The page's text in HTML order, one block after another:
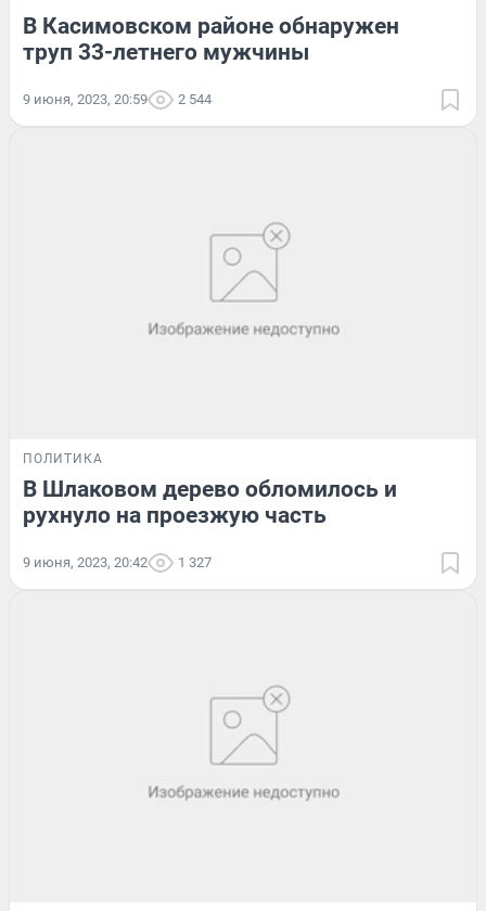
В Касимовском районе обнаружен
труп 33-летнего мужчины
9 июня, 2023, 20:59 2 544
ПОЛИТИКА
В Шлаковом дерево обломилось и
рухнуло на проезжую часть
9 июня, 2023, 20:42 1 327